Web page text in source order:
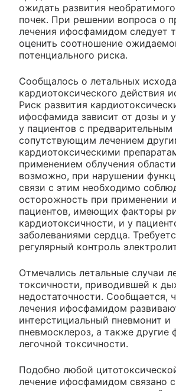
ожидать развития
почек. При решении вопроса о
лечения ифосфамидом следует
оценить соотношение
потенциального риска.
Сообщалось о летальных
кардиотоксического действия
Риск развития
ифосфамида зависит от дозы и
у пациентов с предварительным
сопутствующим лечением
кардиотоксическими
применением облучения
возможно, при нарушении
связи с этим необходимо
осторожность при применении
пациентов, имеющих факторы
кардиотоксичности, и у
заболеваниями сердца.
регулярный контроль
Отмечались летальные случаи
токсичности, приводившей к
недостаточности. Сообщается,
лечения ифосфамидом
интерстициальный пневмонит и
пневмосклероз, а также другие
легочной токсичности.
Подобно любой
лечение ифосфамидом связано